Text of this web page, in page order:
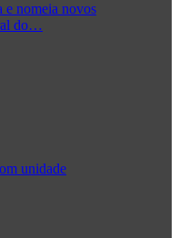
e nomeia novos
do…
unidade